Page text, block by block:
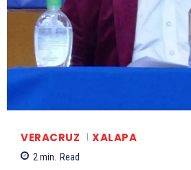
VERACRUZ XALAPA
2 min. Read